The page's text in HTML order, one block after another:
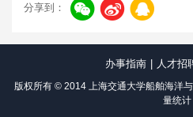
分享到：
办事指南 人才招
版权所有 © 2014 上海交通大学船舶海洋
量统计